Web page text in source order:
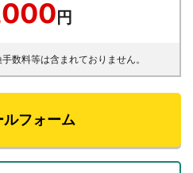
円
数料等は含まれておりません。
ルフォーム